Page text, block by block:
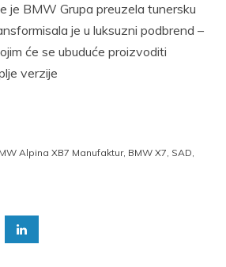
je BMW Grupa preuzela tunersku
je u luksuzni podbrend –
će se ubuduće proizvoditi
verzije
Alpina XB7 Manufaktur, BMW X7, SAD,